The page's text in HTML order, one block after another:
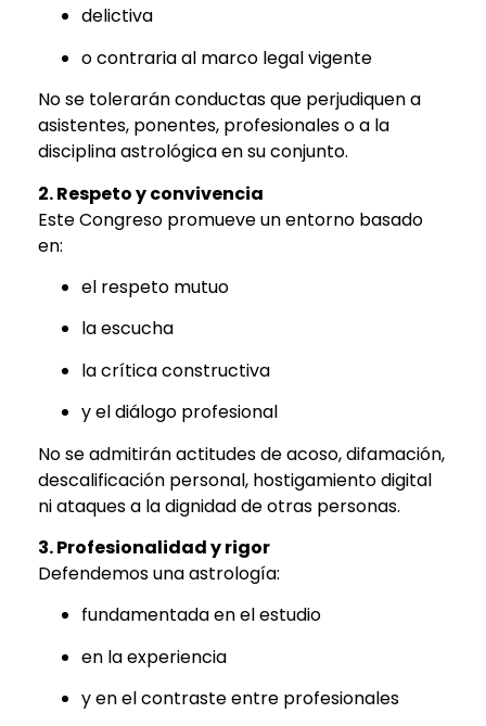
delictiva
o contraria al marco legal vigente
No se tolerarán conductas que perjudiquen a
asistentes, ponentes, profesionales o a la
disciplina astrológica en su conjunto.
2. Respeto y convivencia
Este Congreso promueve un entorno basado
en:
el respeto mutuo
la escucha
la crítica constructiva
y el diálogo profesional
No se admitirán actitudes de acoso, difamación,
descalificación personal, hostigamiento digital
ni ataques a la dignidad de otras personas.
3. Profesionalidad y rigor
Defendemos una astrología:
fundamentada en el estudio
en la experiencia
y en el contraste entre profesionales